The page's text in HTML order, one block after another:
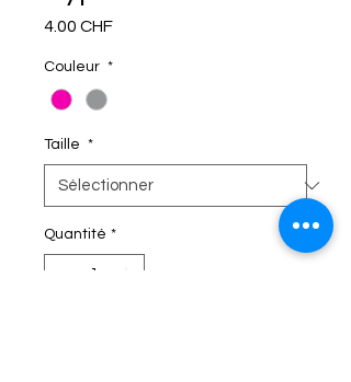
4.00 CHFPrix
Couleur *
Taille *
Quantité *